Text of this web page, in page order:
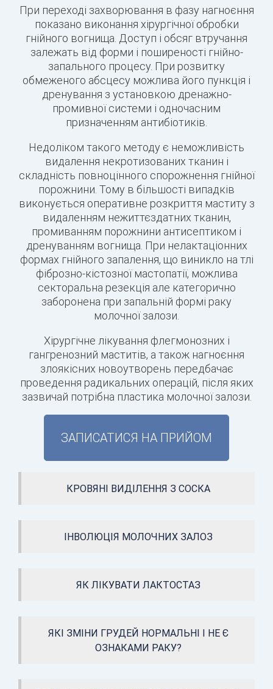
При переході захворювання в фазу нагноєння
показано виконання хірургічної обробки
гнійного вогнища. Доступ і обсяг втручання
залежать від форми і поширеності гнійно-
запального процесу. При розвитку
обмеженого абсцесу можлива його пункція і
дренування з установкою дренажно-
промивної системи і одночасним
призначенням антибіотиків.
Недоліком такого методу є неможливість
видалення некротизованих тканин і
складність повноцінного спорожнення гнійної
порожнини. Тому в більшості випадків
виконується оперативне розкриття маститу з
видаленням нежиттєздатних тканин,
промиванням порожнини антисептиком і
дренуванням вогнища. При нелактаціонних
формах гнійного запалення, що виникло на тлі
фіброзно-кістозної мастопатії, можлива
секторальна резекція але категорично
заборонена при запальній формі раку
молочної залози.
Хірургічне лікування флегмонозних і
гангренозний маститів, а також нагноєння
злоякісних новоутворень передбачає
проведення радикальних операцій, після яких
зазвичай потрібна пластика молочної залози.
ЗАПИСАТИСЯ НА ПРИЙОМ
КРОВЯНІ ВИДІЛЕННЯ З СОСКА
ІНВОЛЮЦІЯ МОЛОЧНИХ ЗАЛОЗ
ЯК ЛІКУВАТИ ЛАКТОСТАЗ
ЯКІ ЗМІНИ ГРУДЕЙ НОРМАЛЬНІ І НЕ Є
ОЗНАКАМИ РАКУ?